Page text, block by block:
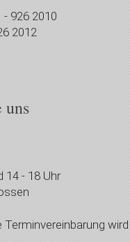
- 926 2010
2012
uns
14 - 18 Uhr
Terminvereinbarung